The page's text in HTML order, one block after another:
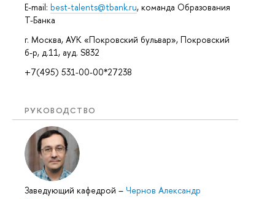
E-mail: best-talents@tbank.ru, команда Образования
Т-Банка
г. Москва, АУК «Покровский бульвар», Покровский
б-р, д.11, ауд. S832
+7(495) 531-00-00*27238
РУКОВОДСТВО
Заведующий кафедрой – Чернов Александр